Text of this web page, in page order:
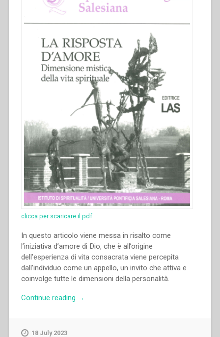
clicca per scaricare il pdf
In questo articolo viene messa in risalto come
l’iniziativa d’amore di Dio, che è all’origine
dell’esperienza di vita consacrata viene percepita
dall’individuo come un appello, un invito che attiva e
coinvolge tutte le dimensioni della personalità.
Continue reading “Milena
→
18 July 2023